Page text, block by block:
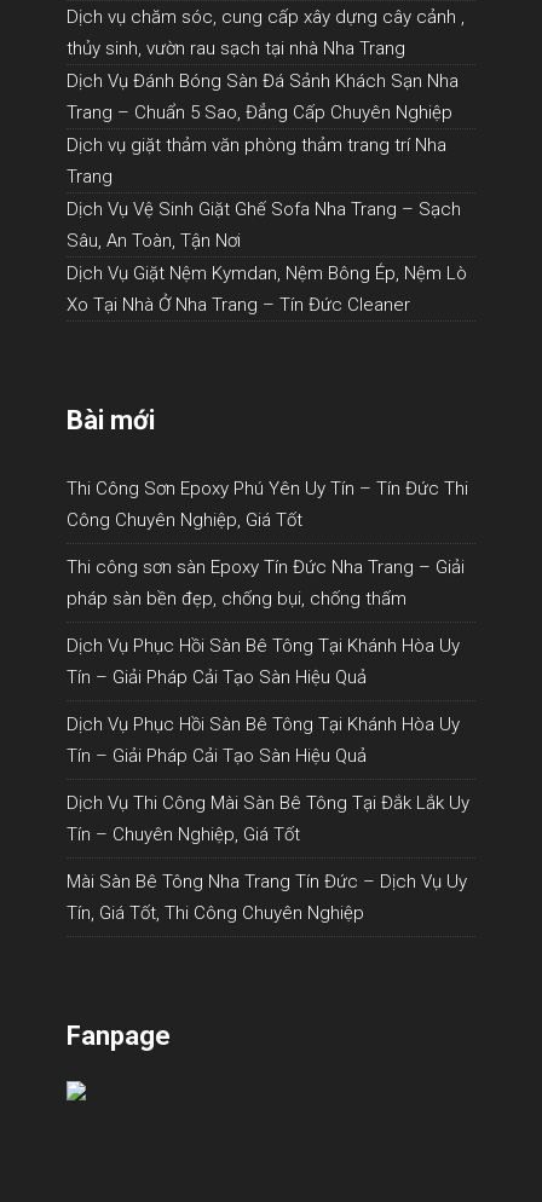
Dịch vụ chăm sóc, cung cấp xây dựng cây cảnh ,
thủy sinh, vườn rau sạch tại nhà Nha Trang
Dịch Vụ Đánh Bóng Sàn Đá Sảnh Khách Sạn Nha
Trang – Chuẩn 5 Sao, Đẳng Cấp Chuyên Nghiệp
Dịch vụ giặt thảm văn phòng thảm trang trí Nha
Trang
Dịch Vụ Vệ Sinh Giặt Ghế Sofa Nha Trang – Sạch
Sâu, An Toàn, Tận Nơi
Dịch Vụ Giặt Nệm Kymdan, Nệm Bông Ép, Nệm Lò
Xo Tại Nhà Ở Nha Trang – Tín Đức Cleaner
Bài mới
Thi Công Sơn Epoxy Phú Yên Uy Tín – Tín Đức Thi
Công Chuyên Nghiệp, Giá Tốt
Thi công sơn sàn Epoxy Tín Đức Nha Trang – Giải
pháp sàn bền đẹp, chống bụi, chống thấm
Dịch Vụ Phục Hồi Sàn Bê Tông Tại Khánh Hòa Uy
Tín – Giải Pháp Cải Tạo Sàn Hiệu Quả
Dịch Vụ Phục Hồi Sàn Bê Tông Tại Khánh Hòa Uy
Tín – Giải Pháp Cải Tạo Sàn Hiệu Quả
Dịch Vụ Thi Công Mài Sàn Bê Tông Tại Đắk Lắk Uy
Tín – Chuyên Nghiệp, Giá Tốt
Mài Sàn Bê Tông Nha Trang Tín Đức – Dịch Vụ Uy
Tín, Giá Tốt, Thi Công Chuyên Nghiệp
Fanpage